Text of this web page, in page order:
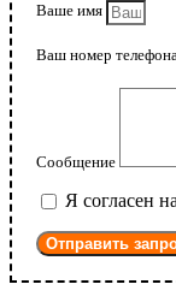
Ваше имя
Ваш номер
Сообщение
Я согласен
Отправить